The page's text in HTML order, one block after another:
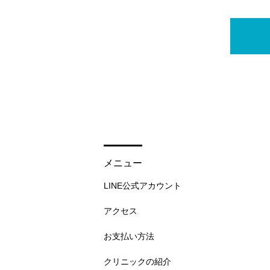
メニュー
LINE公式アカウント
アクセス
お支払い方法
クリニックの紹介